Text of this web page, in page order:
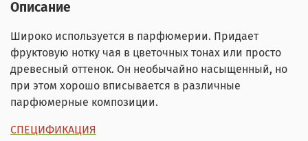
Описание
Широко используется в парфюмерии. Придает
фруктовую нотку чая в цветочных тонах или просто
древесный оттенок. Он необычайно насыщенный, но
при этом хорошо вписывается в различные
парфюмерные композиции.
СПЕЦИФИКАЦИЯ